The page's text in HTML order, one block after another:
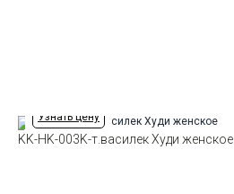
Узнать цену
KK-HK-003K-т.василек Худи женское